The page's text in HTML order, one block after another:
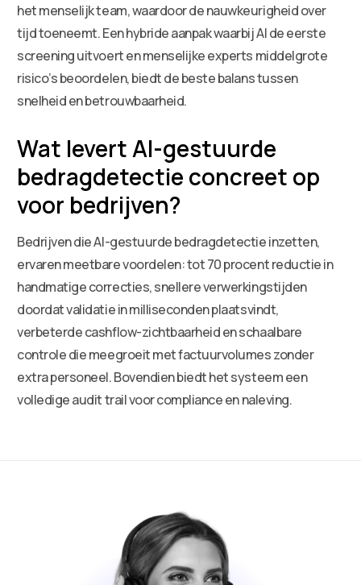
het menselijk team, waardoor de nauwkeurigheid over
tijd toeneemt. Een hybride aanpak waarbij AI de eerste
screening uitvoert en menselijke experts middelgrote
risico’s beoordelen, biedt de beste balans tussen
snelheid en betrouwbaarheid.
Wat levert AI-gestuurde
bedragdetectie concreet op
voor bedrijven?
Bedrijven die AI-gestuurde bedragdetectie inzetten,
ervaren meetbare voordelen: tot 70 procent reductie in
handmatige correcties, snellere verwerkingstijden
doordat validatie in milliseconden plaatsvindt,
verbeterde cashflow-zichtbaarheid en schaalbare
controle die meegroeit met factuurvolumes zonder
extra personeel. Bovendien biedt het systeem een
volledige audit trail voor compliance en naleving.